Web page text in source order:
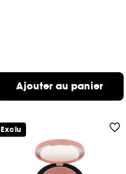
Ajouter au panier
Exclu